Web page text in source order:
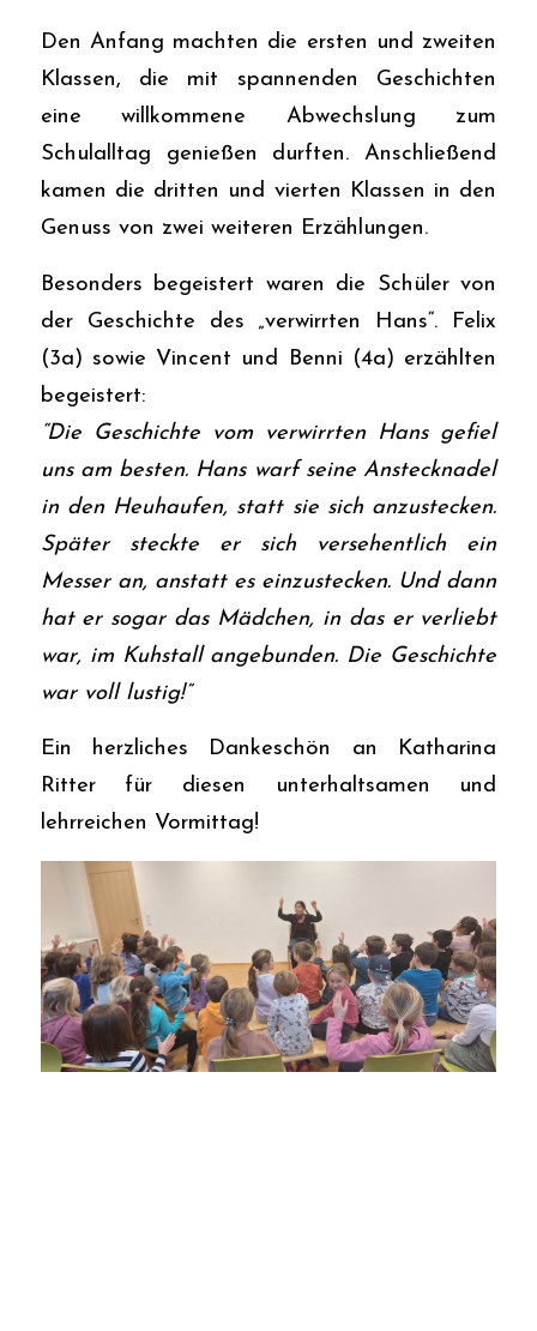
Den Anfang machten die ersten und zweiten
Klassen, die mit spannenden Geschichten
eine willkommene Abwechslung zum
Schulalltag genießen durften. Anschließend
kamen die dritten und vierten Klassen in den
Genuss von zwei weiteren Erzählungen.
Besonders begeistert waren die Schüler von
der Geschichte des „verwirrten Hans“. Felix
(3a) sowie Vincent und Benni (4a) erzählten
begeistert:
“Die Geschichte vom verwirrten Hans gefiel
uns am besten. Hans warf seine Anstecknadel
in den Heuhaufen, statt sie sich anzustecken.
Später steckte er sich versehentlich ein
Messer an, anstatt es einzustecken. Und dann
hat er sogar das Mädchen, in das er verliebt
war, im Kuhstall angebunden. Die Geschichte
war voll lustig!”
Ein herzliches Dankeschön an Katharina
Ritter für diesen unterhaltsamen und
lehrreichen Vormittag!